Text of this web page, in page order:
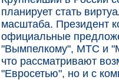
планирует стать
масштаба. Президент
официальные
"Вымпелкому", МТС и
что рассматривают
"Евросетью", но и с